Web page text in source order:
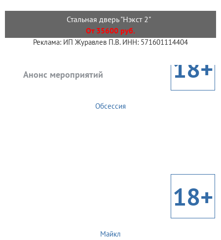
Стальная дверь "Нэкст 2"
От 35600 руб.
Реклама: ИП Журавлев П.В. ИНН: 571601114404
Анонс мероприятий 18+
Обсессия
18+
Майкл